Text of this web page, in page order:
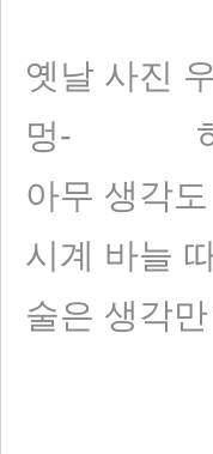
옛날 사진
멍- 하고
아무 생각
시계 바늘
술은 생각